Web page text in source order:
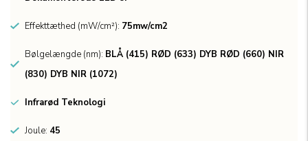
Effekttæthed (mW/cm²): 75mw/cm2
Bølgelængde (nm): BLÅ (415) RØD (633) DYB RØD (660) NIR
(830) DYB NIR (1072)
Infrarød Teknologi
Joule: 45